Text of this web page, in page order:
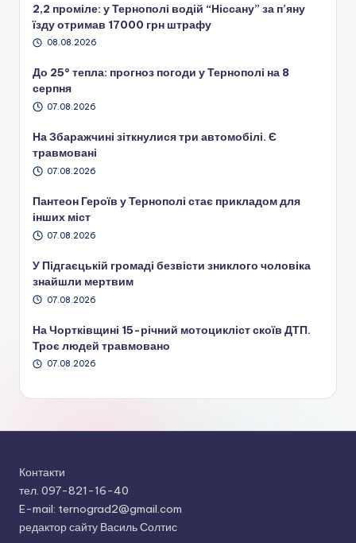
2,2 проміле: у Тернополі водій “Ніссану” за п’яну
їзду отримав 17000 грн штрафу
08.08.2026
До 25° тепла: прогноз погоди у Тернополі на 8
серпня
07.08.2026
На Збаражчині зіткнулися три автомобілі. Є
травмовані
07.08.2026
Пантеон Героїв у Тернополі стає прикладом для
інших міст
07.08.2026
У Підгаєцькій громаді безвісти зниклого чоловіка
знайшли мертвим
07.08.2026
На Чортківщині 15-річний мотоцикліст скоїв ДТП.
Троє людей травмовано
07.08.2026
Контакти
тел. 097-821-16-40
E-mail: ternograd2@gmail.com
редактор сайту Василь Солтис